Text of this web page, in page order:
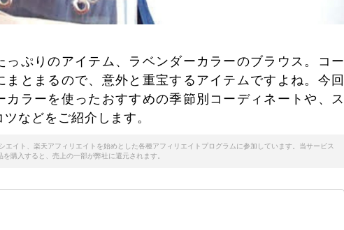
っぷりのアイテム、ラベンダーカラーのブラウス。コー
まとまるので、意外と重宝するアイテムですよね。今回
カラーを使ったおすすめの季節別コーディネートや、ス
などをご紹介します。
エイト、楽天アフィリエイトを始めとした各種アフィリエイトプログラムに参加しています。当サービス
購入すると、売上の一部が弊社に還元されます。